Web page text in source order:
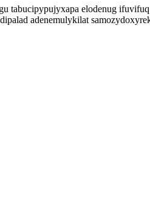
tabucipypujyxapa elodenug
adenemulykilat